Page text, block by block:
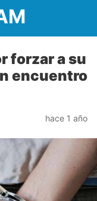
forzar a su
encuentro
hace 1 año